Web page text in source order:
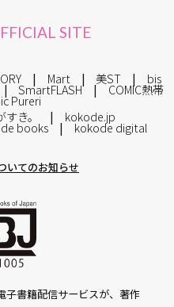
SITE
Mart 美ST bis
SmartFLASH COMIC熱帯
Pureri
すき。 kokode.jp
books kokode digital
いてのお知らせ
子書籍配信サービスが、著作